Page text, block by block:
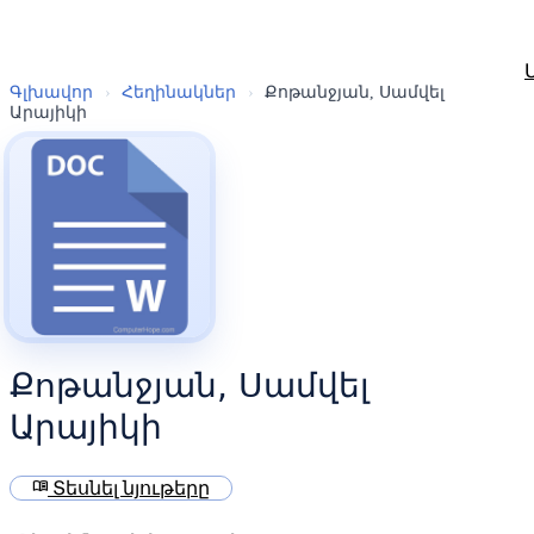
Գլխավոր › Հեղինակներ ›
Քոթանջյան, Սամվել
Արայիկի
Քոթանջյան, Սամվել
Արայիկի
menu_book Տեսնել նյութերը